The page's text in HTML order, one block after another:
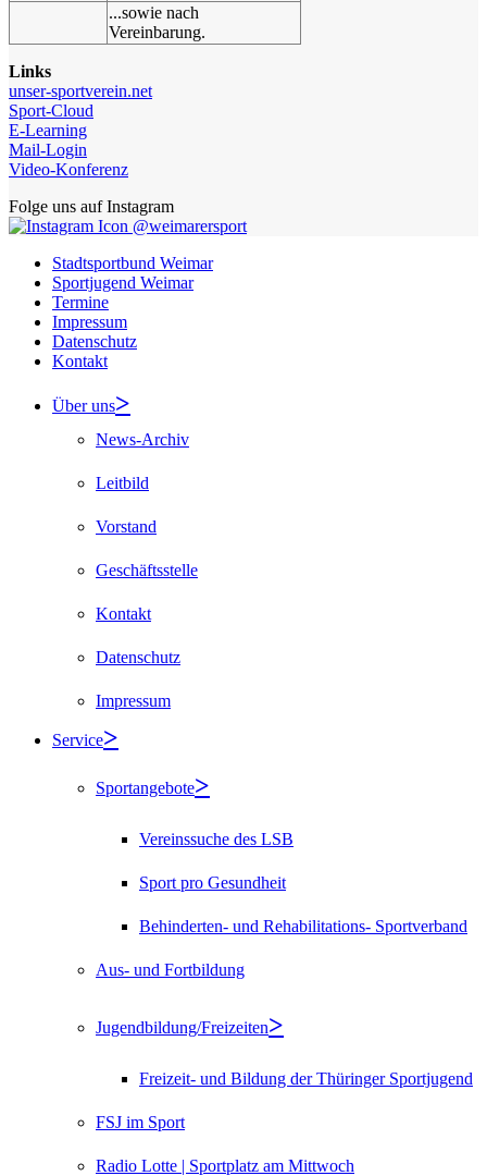
...sowie nach
Vereinbarung.
Links
unser-sportverein.net
Sport-Cloud
E-Learning
Mail-Login
Video-Konferenz
Folge uns auf Instagram
@weimarersport
Stadtsportbund Weimar
Sportjugend Weimar
Termine
Impressum
Datenschutz
Kontakt
Über uns
News-Archiv
Leitbild
Vorstand
Geschäftsstelle
Kontakt
Datenschutz
Impressum
Service
Sportangebote
Vereinssuche des LSB
Sport pro Gesundheit
Behinderten- und Rehabilitations- Sportverband
Aus- und Fortbildung
Jugendbildung/Freizeiten
Freizeit- und Bildung der Thüringer Sportjugend
FSJ im Sport
Radio Lotte | Sportplatz am Mittwoch